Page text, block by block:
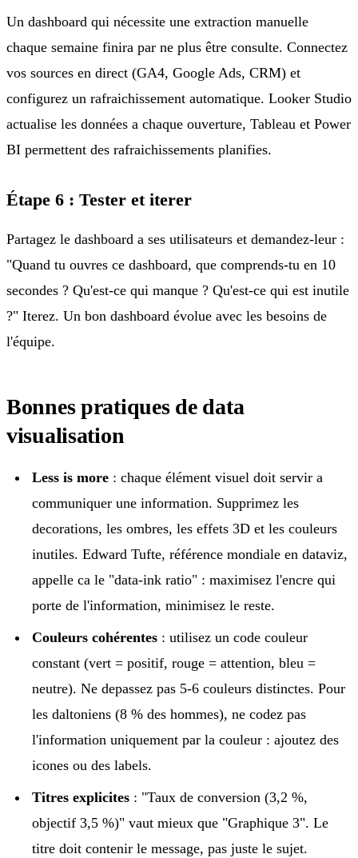
Un dashboard qui nécessite une extraction manuelle
chaque semaine finira par ne plus être consulte. Connectez
vos sources en direct (GA4, Google Ads, CRM) et
configurez un rafraichissement automatique. Looker Studio
actualise les données a chaque ouverture, Tableau et Power
BI permettent des rafraichissements planifies.
Étape 6 : Tester et iterer
Partagez le dashboard a ses utilisateurs et demandez-leur :
"Quand tu ouvres ce dashboard, que comprends-tu en 10
secondes ? Qu'est-ce qui manque ? Qu'est-ce qui est inutile
?" Iterez. Un bon dashboard évolue avec les besoins de
l'équipe.
Bonnes pratiques de data
visualisation
Less is more : chaque élément visuel doit servir a
communiquer une information. Supprimez les
decorations, les ombres, les effets 3D et les couleurs
inutiles. Edward Tufte, référence mondiale en dataviz,
appelle ca le "data-ink ratio" : maximisez l'encre qui
porte de l'information, minimisez le reste.
Couleurs cohérentes : utilisez un code couleur
constant (vert = positif, rouge = attention, bleu =
neutre). Ne depassez pas 5-6 couleurs distinctes. Pour
les daltoniens (8 % des hommes), ne codez pas
l'information uniquement par la couleur : ajoutez des
icones ou des labels.
Titres explicites : "Taux de conversion (3,2 %,
objectif 3,5 %)" vaut mieux que "Graphique 3". Le
titre doit contenir le message, pas juste le sujet.